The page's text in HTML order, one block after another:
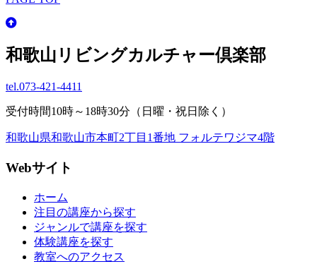
和歌山リビングカルチャー倶楽部
tel.073-421-4411
受付時間10時～18時30分（日曜・祝日除く）
和歌山県和歌山市本町2丁目1番地 フォルテワジマ4階
Webサイト
ホーム
注目の講座から探す
ジャンルで講座を探す
体験講座を探す
教室へのアクセス